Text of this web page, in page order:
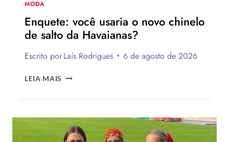
MODA
Enquete: você usaria o novo chinelo
de salto da Havaianas?
Escrito porLaís Rodrigues 6 de agosto de 2026
LEIA MAIS ENQUETE:
NOVO
CHINELO
DE